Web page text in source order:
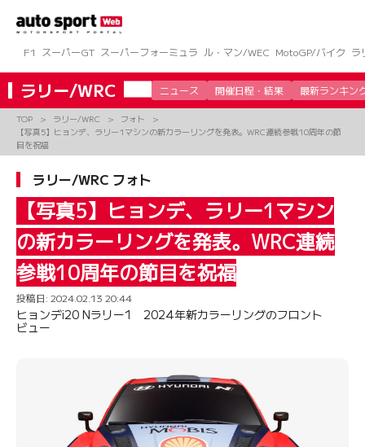
ツ
へ
ス
キ
F1 スーパーGT スーパーフォーミュラ ル・マン/WEC MotoGP/バイク ラ
ラリー/WRC ニュース 開催日程・結果 最新ランキン
TOP ラリー/WRC
フォト
【写真5】ヒョンデ、ラリー1マシンの新カラーリングを発表。WRC連続参戦10周年の節
目を祝福
ラリー/WRC フォト
【写真5】ヒョンデ、ラリー1マシン
の新カラーリングを発表。WRC連続
参戦10周年の節目を祝福
投稿日: 2024.02.13 20:44
ヒョンデi20 Nラリー1 2024年新カラーリングのフロント
ビュー